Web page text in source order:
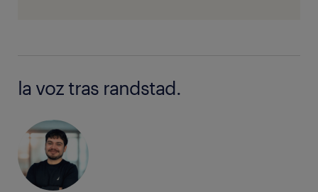
la voz tras randstad.